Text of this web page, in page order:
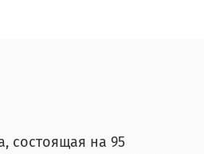
состоящая на 95